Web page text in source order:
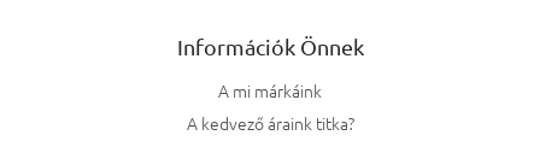
Információk Önnek
A mi márkáink
A kedvező áraink titka?